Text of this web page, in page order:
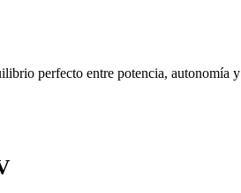
perfecto entre potencia, autonomía